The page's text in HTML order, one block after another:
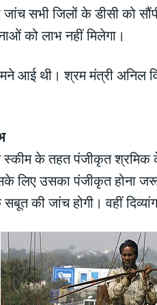
सभी जिलों के डीसी को
को लाभ नहीं मिलेगा।
आई थी। श्रम मंत्री अनिल
स्कीम के तहत पंजीकृत
लिए उसका पंजीकृत होना
की जांच होगी। वहीं